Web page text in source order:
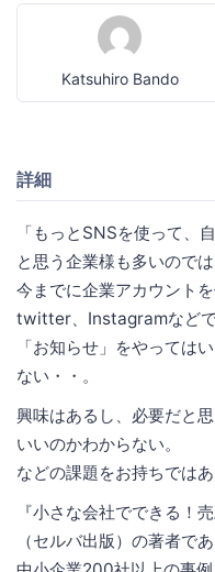
Katsuhiro Bando
詳細
「もっとSNSを使って、
と思う企業様も多いので
今までに企業アカウント
twitter、Instagramなど
「お知らせ」をやっては
ない・・。
興味はあるし、必要だと
いいのかわからない。
などの課題をお持ちでは
『小さな会社でできる！
（セルバ出版）の著者であ